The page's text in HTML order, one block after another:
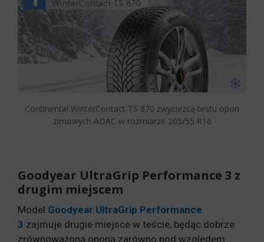
Continental WinterContact TS 870 zwycięzcą testu opon
zimowych ADAC w rozmiarze 205/55 R16
Goodyear UltraGrip Performance 3 z
drugim miejscem
Model Goodyear UltraGrip Performance
3 zajmuje drugie miejsce w teście, będąc dobrze
zrównoważoną oponą zarówno pod względem